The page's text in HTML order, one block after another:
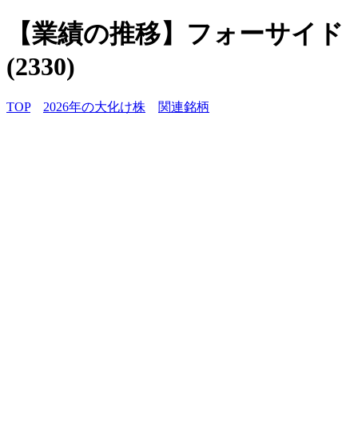
【業績の推移】フォーサイド
(2330)
TOP 2026年の大化け株 関連銘柄